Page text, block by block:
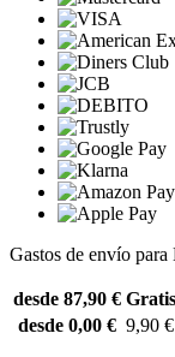
Gastos de envío para
desde 87,90 €
desde 0,00 € 9,90 €